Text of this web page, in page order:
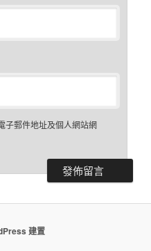
子郵件地址及個人網站網
建置